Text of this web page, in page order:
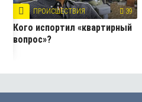
ПРОИСШЕСТВИЯ 39
Кого испортил «квартирный
вопрос»?